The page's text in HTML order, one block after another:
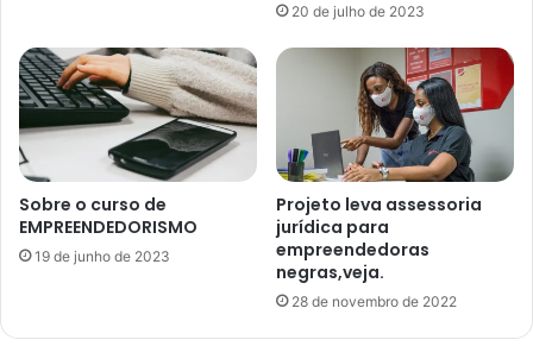
20 de julho de 2023
Sobre o curso de
EMPREENDEDORISMO
19 de junho de 2023
Projeto leva assessoria
jurídica para
empreendedoras
negras,veja.
28 de novembro de 2022